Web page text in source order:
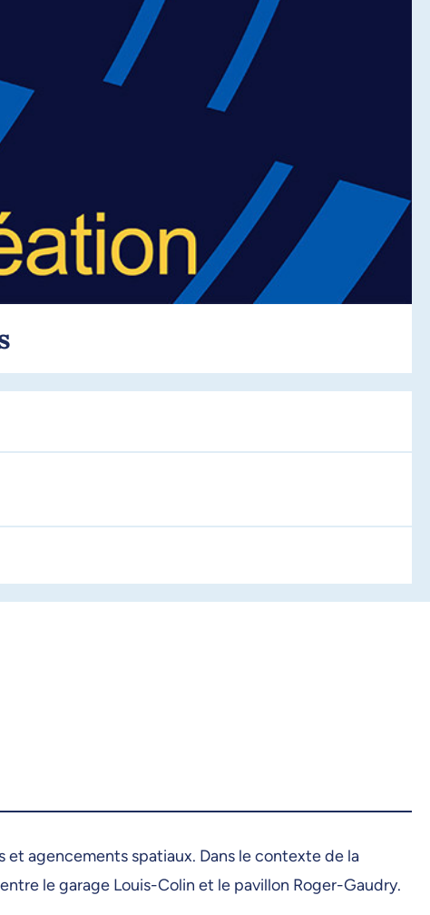
agencements spatiaux. Dans le contexte de la
le garage Louis-Colin et le pavillon Roger-Gaudry.